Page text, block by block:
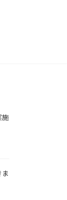
施